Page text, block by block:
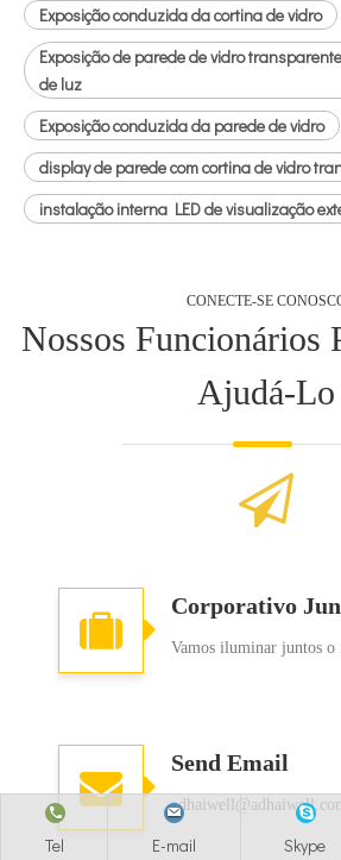
Exposição conduzida da cortina de vidro
Exposição de parede de vidro
de luz
Exposição conduzida da parede de vidro
display de parede com cortina de vidro
instalação interna LED de visualização
CONECTE-SE
Nossos Funcionários
Ajudá-Lo
Corporativo
Vamos iluminar juntos
Send Email
Tel E-mail Skype